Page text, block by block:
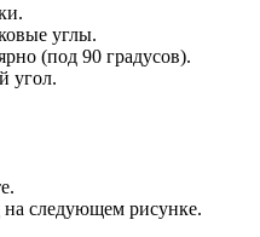
углы.
(под 90 градусов).
угол.
на следующем рисунке.